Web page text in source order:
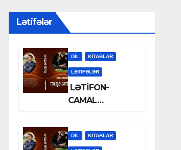
Lətifələr
DİL KİTABLAR
LƏTIFƏLƏR
LƏTİFON-
CAMAL
DİL KİTABLAR